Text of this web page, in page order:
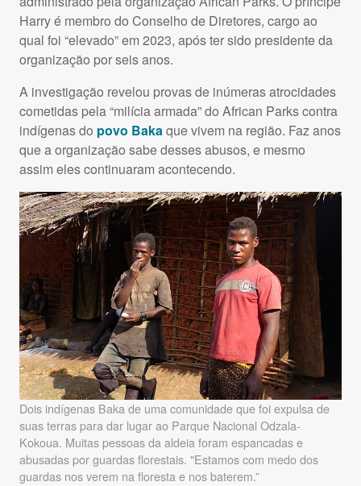
Harry é membro do Conselho de Diretores, cargo ao
qual foi “elevado” em 2023, após ter sido presidente da
organização por seis anos.
A investigação revelou provas de inúmeras atrocidades
cometidas pela “milícia armada” do African Parks contra
indígenas do povo Bakaque vivem na região. Faz anos
que a organização sabe desses abusos, e mesmo
assim eles continuaram acontecendo.
Dois indígenas Baka de uma comunidade que foi expulsa de
suas terras para dar lugar ao Parque Nacional Odzala-
Kokoua. Muitas pessoas da aldeia foram espancadas e
abusadas por guardas florestais. "Estamos com medo dos
guardas nos verem na floresta e nos baterem.”